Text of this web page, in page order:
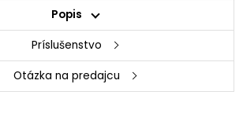
Popis
Príslušenstvo
Otázka na predajcu